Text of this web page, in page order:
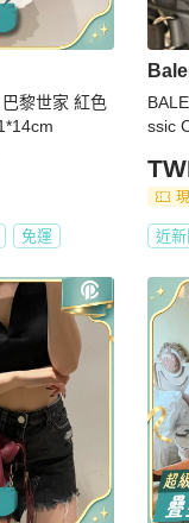
黎世家 紅色
免運
ssic
近